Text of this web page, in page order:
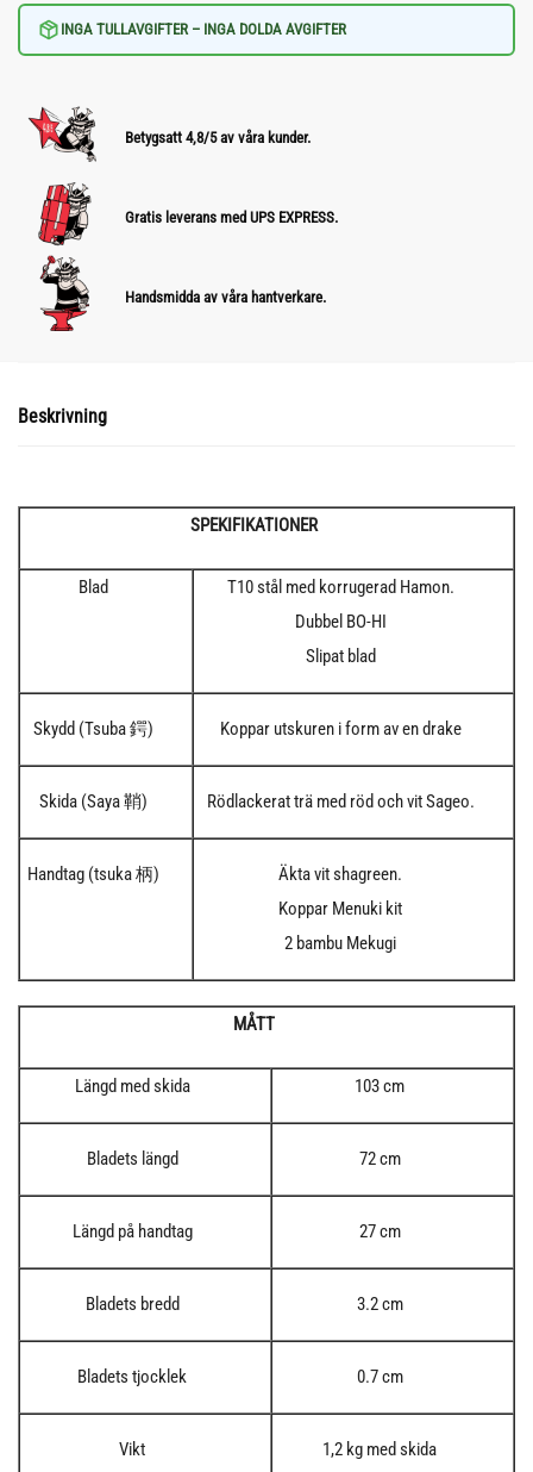
INGA TULLAVGIFTER – INGA DOLDA AVGIFTER
Betygsatt 4,8/5 av våra kunder.
Gratis leverans med UPS EXPRESS.
Handsmidda av våra hantverkare.
Beskrivning
SPEKIFIKATIONER
Blad
T10 stål med korrugerad Hamon.
Dubbel BO-HI
Slipat blad
Skydd (Tsuba 鍔) Koppar utskuren i form av en drake
Skida (Saya 鞘) Rödlackerat trä med röd och vit Sageo.
Handtag (tsuka 柄)
Äkta vit shagreen.
Koppar Menuki kit
2 bambu Mekugi
MÅTT
Längd med skida 103 cm
Bladets längd 72 cm
Längd på handtag 27 cm
Bladets bredd 3.2 cm
Bladets tjocklek 0.7 cm
Vikt 1,2 kg med skida